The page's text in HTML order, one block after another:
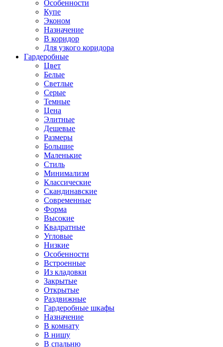
Особенности
Купе
Эконом
Назначение
В коридор
Для узкого коридора
Гардеробные
Цвет
Белые
Светлые
Серые
Темные
Цена
Элитные
Дешевые
Размеры
Большие
Маленькие
Стиль
Минимализм
Классические
Скандинавские
Современные
Форма
Высокие
Квадратные
Угловые
Низкие
Особенности
Встроенные
Из кладовки
Закрытые
Открытые
Раздвижные
Гардеробные шкафы
Назначение
В комнату
В нишу
В спальню